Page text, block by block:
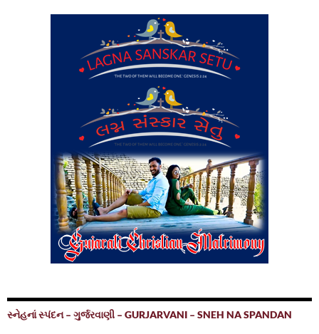
સ્નેહનાં સ્પંદન – ગુર્જરવાણી – GURJARVANI – SNEH NA SPANDAN